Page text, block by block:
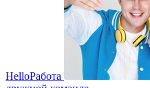
HelloРабота